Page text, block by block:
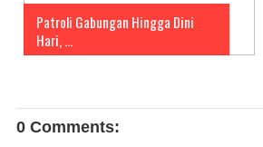
Patroli Gabungan Hingga Dini
Hari, ...
0 Comments: